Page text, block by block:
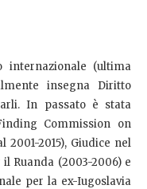
internazionale (ultima
insegna Diritto
In passato è stata
Commission on
2015), Giudice nel
Ruanda (2003-2006) e
per la ex-Iugoslavia